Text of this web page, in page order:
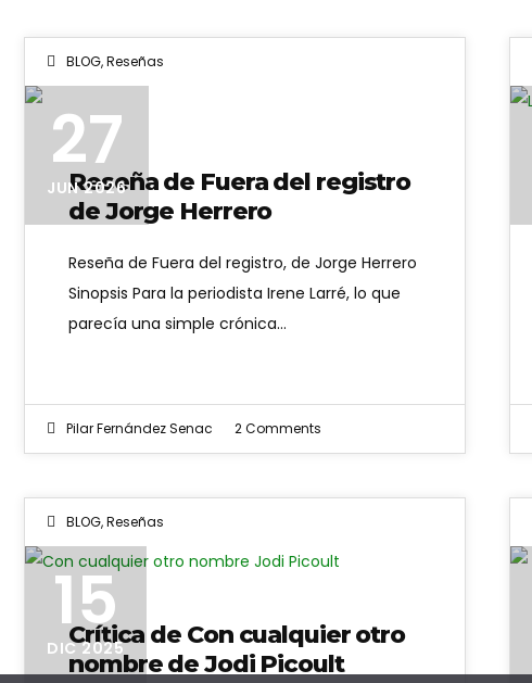
BLOG,Reseñas
27
JUN 2026
Reseña de Fuera del registro
de Jorge Herrero
Reseña de Fuera del registro, de Jorge Herrero
Sinopsis Para la periodista Irene Larré, lo que
parecía una simple crónica…
Pilar Fernández Senac 2 Comments
BLOG,Reseñas
15
DIC 2025
Crítica de Con cualquier otro
nombre de Jodi Picoult